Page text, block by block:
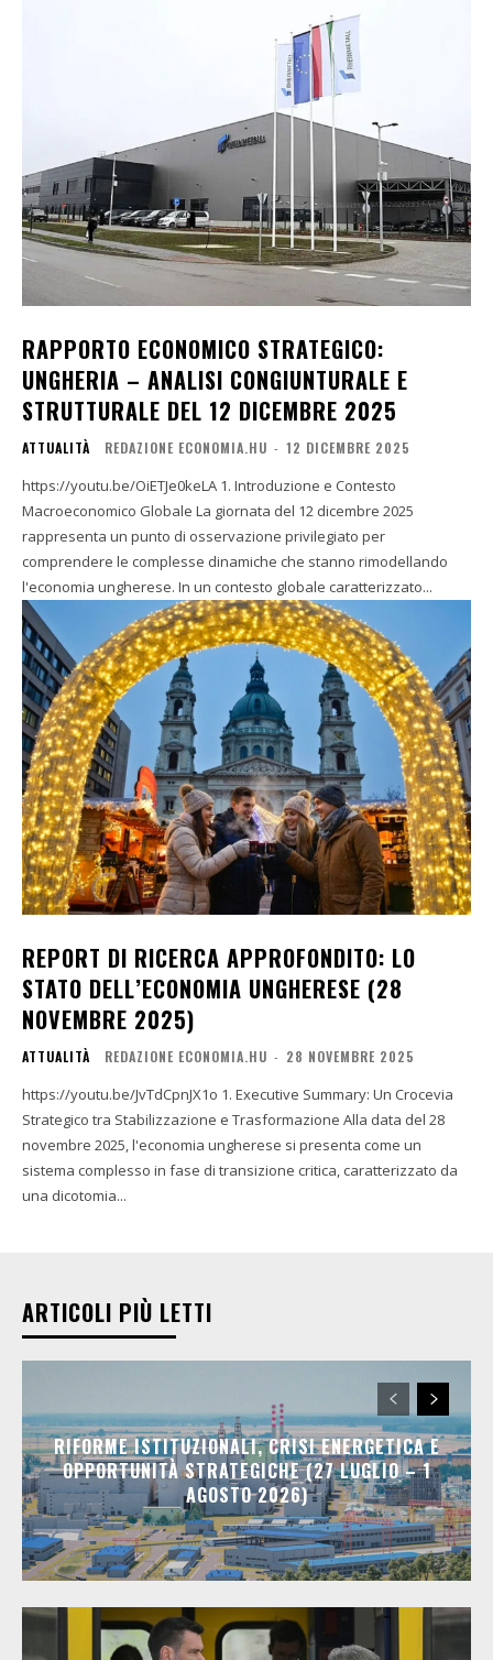
RAPPORTO ECONOMICO STRATEGICO:
UNGHERIA – ANALISI CONGIUNTURALE E
STRUTTURALE DEL 12 DICEMBRE 2025
ATTUALITÀ REDAZIONE ECONOMIA.HU - 12 DICEMBRE 2025
https://youtu.be/OiETJe0keLA 1. Introduzione e Contesto
Macroeconomico Globale La giornata del 12 dicembre 2025
rappresenta un punto di osservazione privilegiato per
comprendere le complesse dinamiche che stanno rimodellando
l'economia ungherese. In un contesto globale caratterizzato...
REPORT DI RICERCA APPROFONDITO: LO
STATO DELL’ECONOMIA UNGHERESE (28
NOVEMBRE 2025)
ATTUALITÀ REDAZIONE ECONOMIA.HU - 28 NOVEMBRE 2025
https://youtu.be/JvTdCpnJX1o 1. Executive Summary: Un Crocevia
Strategico tra Stabilizzazione e Trasformazione Alla data del 28
novembre 2025, l'economia ungherese si presenta come un
sistema complesso in fase di transizione critica, caratterizzato da
una dicotomia...
ARTICOLI PIÙ LETTI
RIFORME ISTITUZIONALI, CRISI ENERGETICA E
OPPORTUNITÀ STRATEGICHE (27 LUGLIO – 1
AGOSTO 2026)